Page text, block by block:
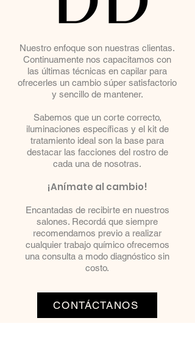
Nuestro enfoque son nuestras clientas.
Continuamente nos capacitamos con
las últimas técnicas en capilar para
ofrecerles un cambio súper satisfactorio
y sencillo de mantener.
Sabemos que un corte correcto,
iluminaciones específicas y el kit de
tratamiento ideal son la base para
destacar las facciones del rostro de
cada una de nosotras.
¡Anímate al cambio!
Encantadas de recibirte en nuestros
salones. Recordá que siempre
recomendamos previo a realizar
cualquier trabajo químico ofrecemos
una consulta a modo diagnóstico sin
costo.
CONTÁCTANOS